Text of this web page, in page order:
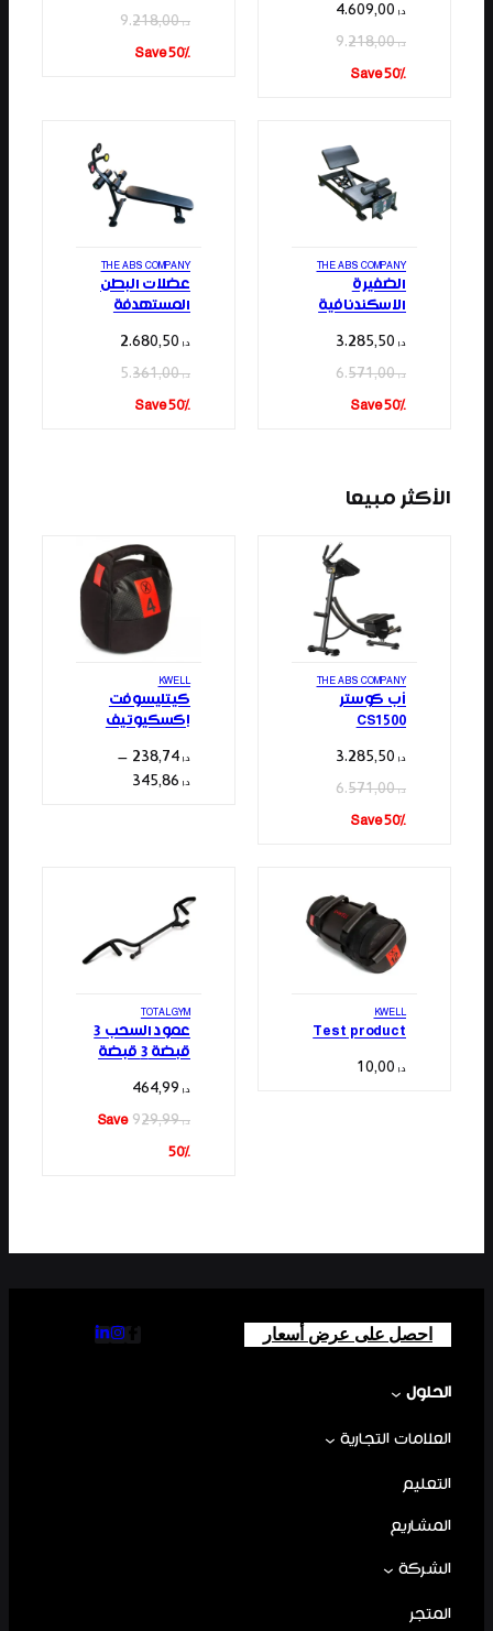
د.إ4.609,00
د.إ9.218,00
Save 50%
د.إ9.218,00
Save 50%
THE ABS COMPANY
الضفيرة
الاسكندنافية
د.إ3.285,50
د.إ6.571,00
Save 50%
THE ABS COMPANY
عضلات البطن
المستهدفة
د.إ2.680,50
د.إ5.361,00
Save 50%
الأكثر مبيعا
THE ABS COMPANY
أب كوستر
CS1500
د.إ3.285,50
د.إ6.571,00
Save 50%
KWELL
كيتليسوفت
إكسكيوتيف
د.إ238,74
–
د.إ345,86
نطاق
KWELL
Test product
د.إ10,00
TOTAL GYM
عمود السحب 3
قبضة 3 قبضة
د.إ464,99
د.إ929,99
Save
50%
احصل على عرض أسعار
الحلول
العلامات التجارية
التعليم
المشاريع
الشركة
المتجر